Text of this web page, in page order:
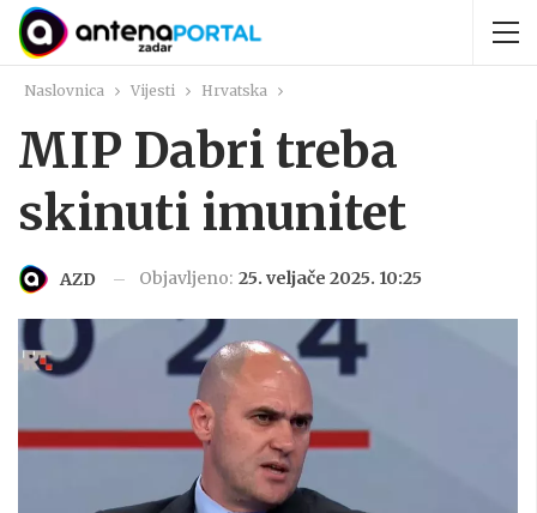
Naslovnica Vijesti Hrvatska
MIP Dabri treba
skinuti imunitet
AZD Objavljeno: 25. veljače 2025. 10:25